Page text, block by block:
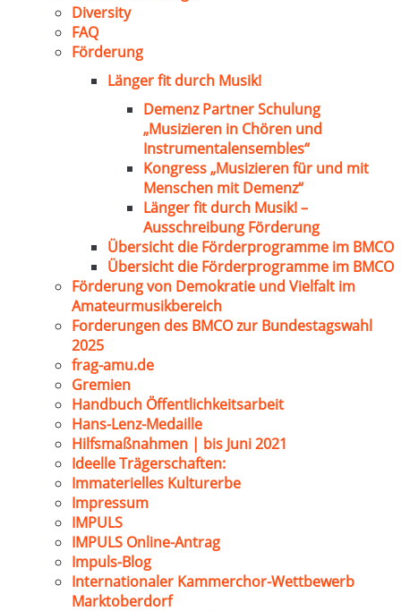
Diversity
FAQ
Förderung
Länger fit durch Musik!
Demenz Partner Schulung
„Musizieren in Chören und
Instrumentalensembles“
Kongress „Musizieren für und mit
Menschen mit Demenz“
Länger fit durch Musik! –
Ausschreibung Förderung
Übersicht die Förderprogramme im BMCO
Übersicht die Förderprogramme im BMCO
Förderung von Demokratie und Vielfalt im
Amateurmusikbereich
Forderungen des BMCO zur Bundestagswahl
2025
frag-amu.de
Gremien
Handbuch Öffentlichkeitsarbeit
Hans-Lenz-Medaille
Hilfsmaßnahmen | bis Juni 2021
Ideelle Trägerschaften:
Immaterielles Kulturerbe
Impressum
IMPULS
IMPULS Online-Antrag
Impuls-Blog
Internationaler Kammerchor-Wettbewerb
Marktoberdorf